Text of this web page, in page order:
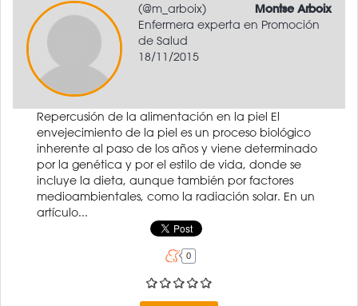
Montse Arboix
(@m_arboix)
Enfermera experta en Promoción
de Salud
18/11/2015
Repercusión de la alimentación en la piel El
envejecimiento de la piel es un proceso biológico
inherente al paso de los años y viene determinado
por la genética y por el estilo de vida, donde se
incluye la dieta, aunque también por factores
medioambientales, como la radiación solar. En un
artículo...